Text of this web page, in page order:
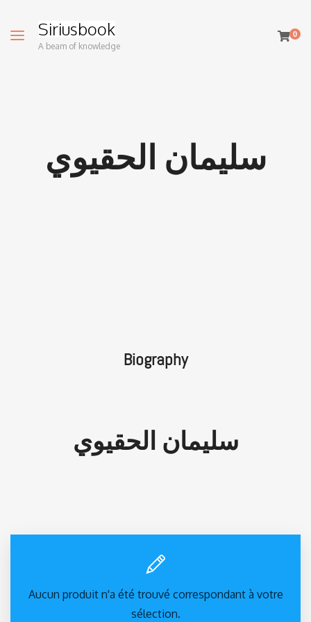
Siriusbook
A beam of knowledge
0
سليمان الحقيوي
Biography
سليمان الحقيوي
Aucun produit n'a été trouvé correspondant à votre
sélection.